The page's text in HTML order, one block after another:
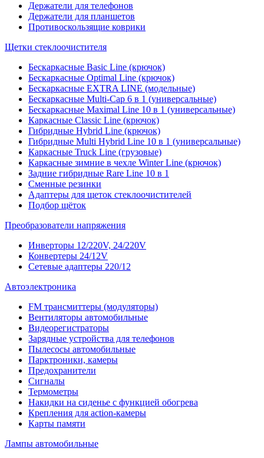
Держатели для телефонов
Держатели для планшетов
Противоскользящие коврики
Щетки стеклоочистителя
Бескаркасные Basic Line (крючок)
Бескаркасные Optimal Line (крючок)
Бескаркасные EXTRA LINE (модельные)
Бескаркасные Multi-Cap 6 в 1 (универсальные)
Бескаркасные Maximal Line 10 в 1 (универсальные)
Каркасные Classic Line (крючок)
Гибридные Hybrid Line (крючок)
Гибридные Multi Hybrid Line 10 в 1 (универсальные)
Каркасные Truck Line (грузовые)
Каркасные зимние в чехле Winter Line (крючок)
Задние гибридные Rare Line 10 в 1
Сменные резинки
Адаптеры для щеток стеклоочистителей
Подбор щёток
Преобразователи напряжения
Инверторы 12/220V, 24/220V
Конвертеры 24/12V
Сетевые адаптеры 220/12
Автоэлектроника
FM трансмиттеры (модуляторы)
Вентиляторы автомобильные
Видеорегистраторы
Зарядные устройства для телефонов
Пылесосы автомобильные
Парктроники, камеры
Предохранители
Сигналы
Термометры
Накидки на сиденье с функцией обогрева
Крепления для action-камеры
Карты памяти
Лампы автомобильные